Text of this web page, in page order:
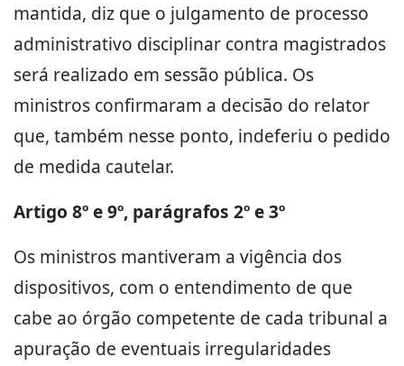
mantida, diz que o julgamento de processo
administrativo disciplinar contra magistrados
será realizado em sessão pública. Os
ministros confirmaram a decisão do relator
que, também nesse ponto, indeferiu o pedido
de medida cautelar.
Artigo 8º e 9º, parágrafos 2º e 3º
Os ministros mantiveram a vigência dos
dispositivos, com o entendimento de que
cabe ao órgão competente de cada tribunal a
apuração de eventuais irregularidades